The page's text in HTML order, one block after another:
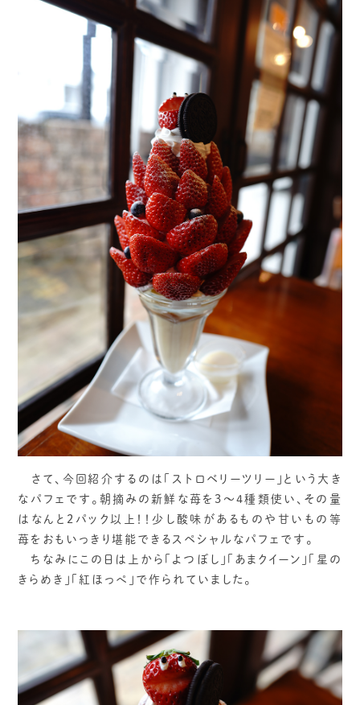
さて、今回紹介するのは「ストロベリーツリー」という大き
なパフェです。朝摘みの新鮮な苺を3～4種類使い、その量
はなんと2パック以上！！少し酸味があるものや甘いもの等
苺をおもいっきり堪能できるスペシャルなパフェです。
ちなみにこの日は上から「よつぼし」「あまクイーン」「星の
きらめき」「紅ほっぺ」で作られていました。